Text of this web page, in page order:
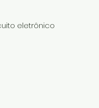
eletrônico